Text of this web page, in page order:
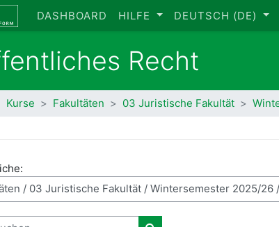
DASHBOARD HILFE DEUTSCH ‎(DE)‎
Recht
Kurse Fakultäten 03 Juristische Fakultät